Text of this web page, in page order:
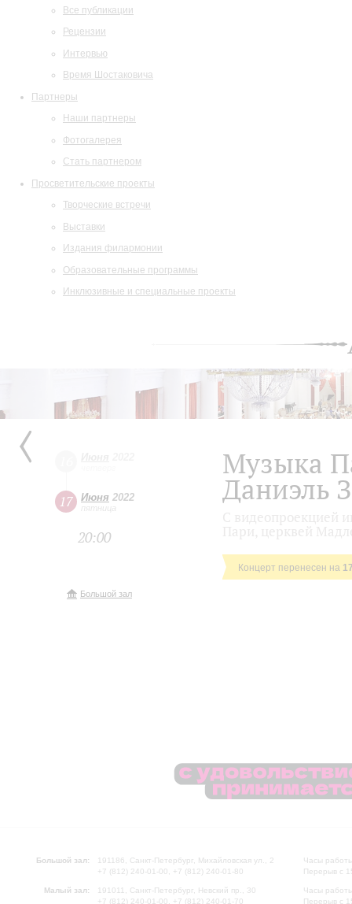
Все публикации
Рецензии
Интервью
Время Шостаковича
Партнеры
Наши партнеры
Фотогалерея
Стать партнером
Просветительские проекты
Творческие встречи
Выставки
Издания филармонии
Образовательные программы
Инклюзивные и специальные проекты
17 Июня 2022
пятница
20:00
Большой зал
Музыка
Даниэль
Концерт перенесен на
Большой зал:
191186, Санкт-Петербург, Михайловская ул., 2
+7 (812) 240-01-00, +7 (812) 240-01-80
Малый зал:
191011, Санкт-Петербург, Невский пр., 30
+7 (812) 240-01-00, +7 (812) 240-01-70
Часы
Перерыв с
Часы
Перерыв с